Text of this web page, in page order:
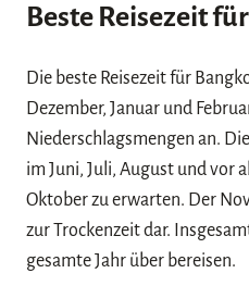
Beste Reisezeit
Die beste Reisezeit für
Dezember, Januar und
Niederschlagsmengen an.
im Juni, Juli, August und vor
Oktober zu erwarten. Der
zur Trockenzeit dar.
gesamte Jahr über bereisen.